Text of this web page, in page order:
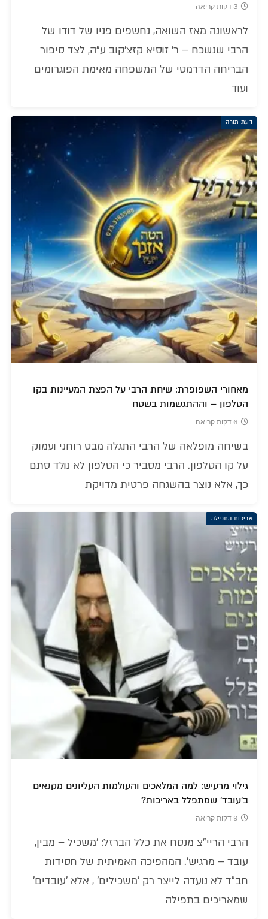
3 דקות קריאה
לראשונה מאז השואה, נחשפים פניו של דודו של
הרבי שנשכח – ר' זוסיא קזצ'קוב ע"ה, לצד סיפור
הבריחה הדרמטי של המשפחה מאימת הפוגרומים
ועוד
דעת תורה
מאחורי השפופרת: שיחת הרבי על הפצת המעיינות בקו
הטלפון – וההתגשמות בשטח
6 דקות קריאה
בשיחה מופלאה של הרבי התגלה מבט רוחני ועמוק
על קו הטלפון. הרבי מסביר כי הטלפון לא נולד סתם
כך, אלא נוצר בהשגחה פרטית מדויקת
אריכות התפילה
גילוי מרעיש: למה המלאכים והעולמות העליונים מקנאים
ב'עובד' שמתפלל באריכות?
9 דקות קריאה
הרבי הריי"צ מנסח את כלל הברזל: 'משכיל – מבין,
עובד – מרגיש'. המהפיכה האמיתית של חסידות
חב"ד לא נועדה לייצר רק 'משכילים' , אלא 'עובדים'
שמאריכים בתפילה